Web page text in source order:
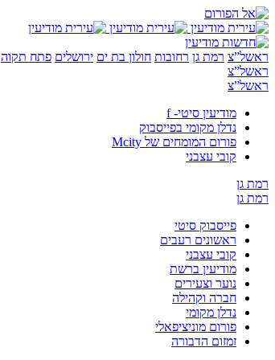
ראשל”צ רמת גן רחובות חולון בת ים ירושלים פתח תקוה
ראשל”צ
ראשל”צ
מודיעין סיטי- f
נדלן מקומי בפייסבוק
פורום המומחים של Mcity
קובי עצבני
רמת גן
רמת גן
פייסבוק סיטי
ראשונים רעבים
קובי עצבני
מודיעין ברשת
נוער וצעירים
חברה וקהילה
נדלן מקומי
פורום מוניציפאלי
זמזום הדבורה